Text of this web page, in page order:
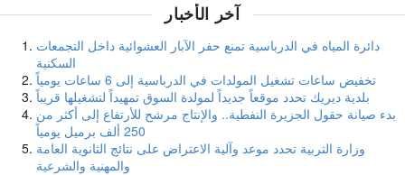
آخر الأخبار
دائرة المياه في الدرباسية تمنع حفر الآبار العشوائية داخل التجمعات
السكنية
تخفيض ساعات تشغيل المولدات في الدرباسية إلى 6 ساعات يومياً
بلدية ديريك تحدد موقعاً جديداً لمولدة السوق تمهيداً لتشغيلها قريباً
بدء صيانة حقول الجزيرة النفطية.. والإنتاج مرشح للأرتفاع إلى أكثر من
250 ألف برميل يومياً
وزارة التربية تحدد موعد وآلية الاعتراض على نتائج الثانوية العامة
والمهنية والشرعية